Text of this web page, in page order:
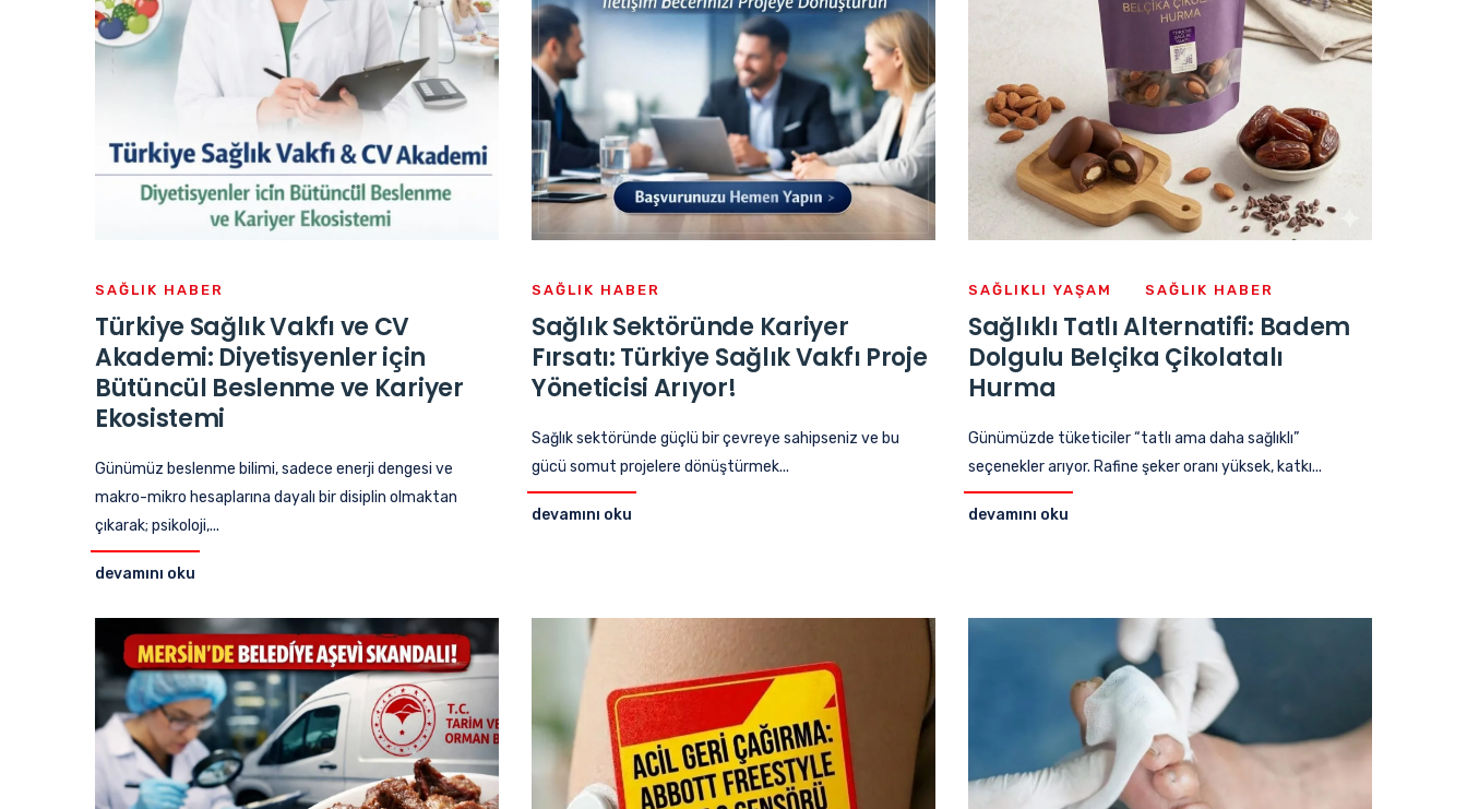
SAĞLIK HABER
Türkiye Sağlık Vakfı ve CV
Akademi: Diyetisyenler için
Bütüncül Beslenme ve Kariyer
Ekosistemi
Günümüz beslenme bilimi, sadece enerji dengesi ve
makro-mikro hesaplarına dayalı bir disiplin olmaktan
çıkarak; psikoloji,...
devamını oku
SAĞLIK HABER
Sağlık Sektöründe Kariyer
Fırsatı: Türkiye Sağlık Vakfı Proje
Yöneticisi Arıyor!
Sağlık sektöründe güçlü bir çevreye sahipseniz ve bu
gücü somut projelere dönüştürmek...
devamını oku
SAĞLIKLI YAŞAM SAĞLIK HABER
Sağlıklı Tatlı Alternatifi: Badem
Dolgulu Belçika Çikolatalı
Hurma
Günümüzde tüketiciler “tatlı ama daha sağlıklı”
seçenekler arıyor. Rafine şeker oranı yüksek, katkı...
devamını oku